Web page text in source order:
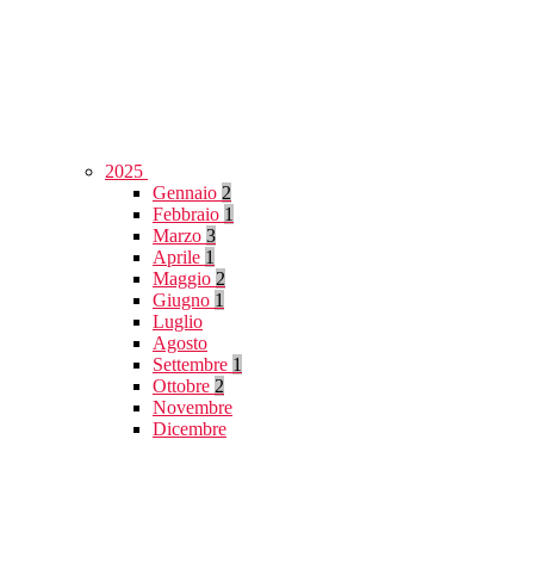
2025
Gennaio 2
Febbraio 1
Marzo 3
Aprile 1
Maggio 2
Giugno 1
Luglio
Agosto
Settembre 1
Ottobre 2
Novembre
Dicembre